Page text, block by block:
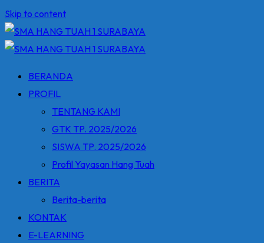
Skip to content
BERANDA
PROFIL
TENTANG KAMI
GTK TP. 2025/2026
SISWA TP. 2025/2026
Profil Yayasan Hang Tuah
BERITA
Berita-berita
KONTAK
E-LEARNING